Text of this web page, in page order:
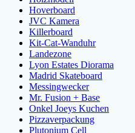
Hoverboard
JVC Kamera
Killerboard
Kit-Cat-Wanduhr
Landezone
Lyon Estates Diorama
Madrid Skateboard
Messingwecker
Mr. Fusion + Base
Onkel Joeys Kuchen
Pizzaverpackung
Plutonium Cell